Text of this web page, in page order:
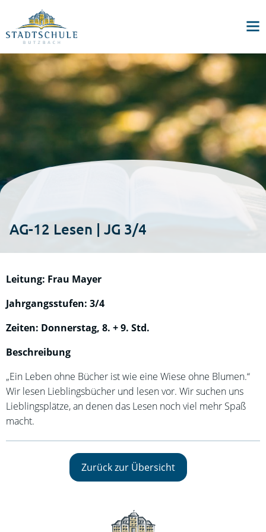
AG-12 Lesen | JG 3/4
Leitung: Frau Mayer
Jahrgangsstufen: 3/4
Zeiten: Donnerstag, 8. + 9. Std.
Beschreibung
„Ein Leben ohne Bücher ist wie eine Wiese ohne Blumen.“
Wir lesen Lieblingsbücher und lesen vor. Wir suchen uns
Lieblingsplätze, an denen das Lesen noch viel mehr Spaß
macht.
Zurück zur Übersicht